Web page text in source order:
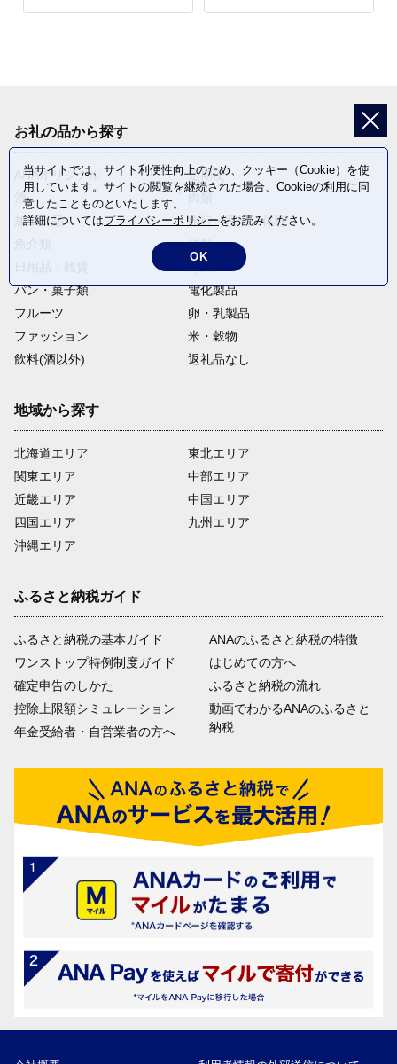
お礼の品から探す
ANAオリジナル
定期便
酒
加工食品
旅行・宿泊・体験
麺類
パン・菓子類
電化製品
フルーツ
卵・乳製品
ファッション
米・穀物
飲料(酒以外)
返礼品なし
地域から探す
北海道エリア
関東エリア
近畿エリア
四国エリア
沖縄エリア
東北エリア
中部エリア
中国エリア
九州エリア
ふるさと納税ガイド
ふるさと納税の基本ガイド
ワンストップ特例制度ガイド
確定申告のしかた
控除上限額シミュレーション
年金受給者・自営業者の方へ
ANAのふるさと納税の特徴
はじめての方へ
ふるさと納税の流れ
動画でわかるANAのふるさと
納税
当サイトでは、サイト利便性向上のため、クッキー（Cookie）を使
用しています。サイトの閲覧を継続された場合、Cookieの利用に同
意したことものといたします。
詳細についてはプライバシーポリシーをお読みください。
OK